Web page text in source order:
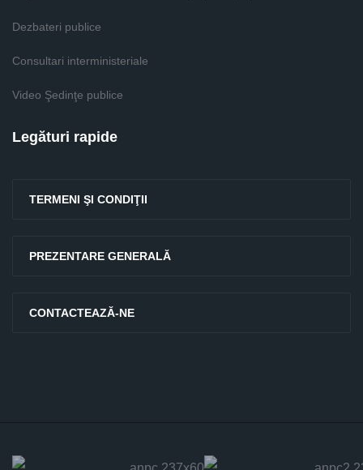
Dezbateri publice
Consultari interministeriale
Video Şedinţe publice
Legături rapide
TERMENI ŞI CONDIŢII
PREZENTARE GENERALĂ
CONTACTEAZĂ-NE